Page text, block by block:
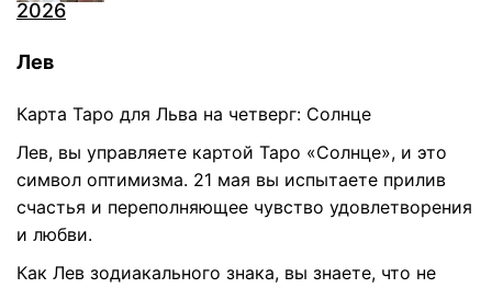
2026
Лев
Карта Таро для Льва на четверг: Солнце
Лев, вы управляете картой Таро «Солнце», и это
символ оптимизма. 21 мая вы испытаете прилив
счастья и переполняющее чувство удовлетворения
и любви.
Как Лев зодиакального знака, вы знаете, что не